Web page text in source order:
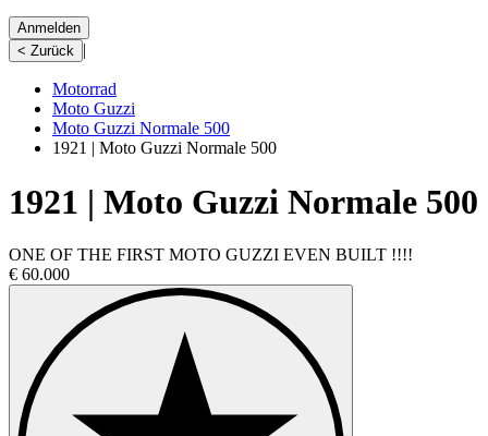
Anmelden
< Zurück |
Motorrad
Moto Guzzi
Moto Guzzi Normale 500
1921 | Moto Guzzi Normale 500
1921 | Moto Guzzi Normale 500
ONE OF THE FIRST MOTO GUZZI EVEN BUILT !!!!
€ 60.000